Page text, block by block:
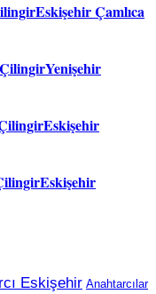
Eskişehir Çamlıca
Yenişehir
Eskişehir
Eskişehir
Eskişehir Anahtarcılar